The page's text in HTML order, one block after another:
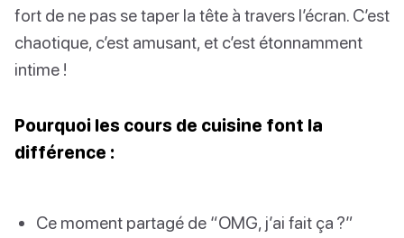
fort de ne pas se taper la tête à travers l’écran. C’est
chaotique, c’est amusant, et c’est étonnamment
intime !
Pourquoi les cours de cuisine font la
différence :
Ce moment partagé de “OMG, j’ai fait ça ?”